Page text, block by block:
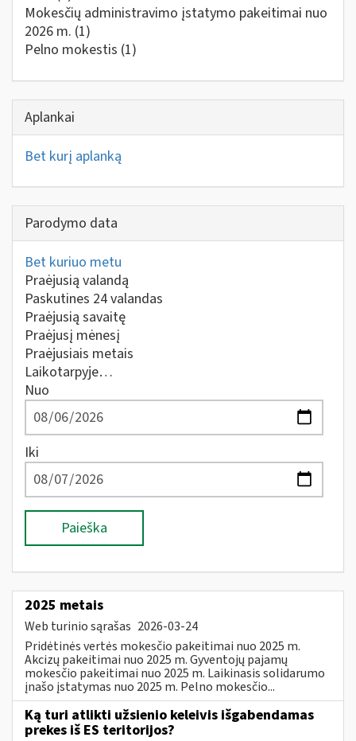
Mokesčių administravimo įstatymo pakeitimai nuo
2026 m. (1)
Pelno mokestis (1)
Aplankai
Bet kurį aplanką
Parodymo data
Bet kuriuo metu
Praėjusią valandą
Paskutines 24 valandas
Praėjusią savaitę
Praėjusį mėnesį
Praėjusiais metais
Laikotarpyje…
Nuo
Iki
Paieška
2025 metais
Web turinio sąrašas 2026-03-24
Pridėtinės vertės mokesčio pakeitimai nuo 2025 m.
Akcizų pakeitimai nuo 2025 m. Gyventojų pajamų
mokesčio pakeitimai nuo 2025 m. Laikinasis solidarumo
įnašo įstatymas nuo 2025 m. Pelno mokesčio...
Ką turi atlikti užsienio keleivis išgabendamas
prekes iš ES teritorijos?